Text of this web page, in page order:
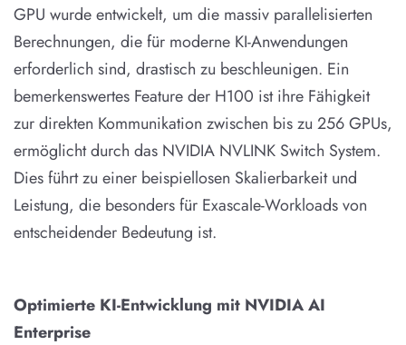
GPU wurde entwickelt, um die massiv parallelisierten
Berechnungen, die für moderne KI-Anwendungen
erforderlich sind, drastisch zu beschleunigen. Ein
bemerkenswertes Feature der H100 ist ihre Fähigkeit
zur direkten Kommunikation zwischen bis zu 256 GPUs,
ermöglicht durch das NVIDIA NVLINK Switch System.
Dies führt zu einer beispiellosen Skalierbarkeit und
Leistung, die besonders für Exascale-Workloads von
entscheidender Bedeutung ist.
Optimierte KI-Entwicklung mit NVIDIA AI
Enterprise